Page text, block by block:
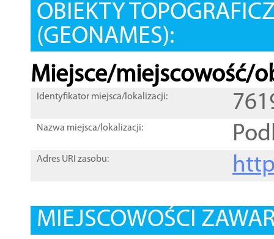
OBIEKTY
(GEONAMES):
Miejsce/miejscowość/
Identyfikator miejsca/lokalizacji:
Nazwa miejsca/lokalizacji:
Adres URI zasobu:
MIEJSCOWOŚCI